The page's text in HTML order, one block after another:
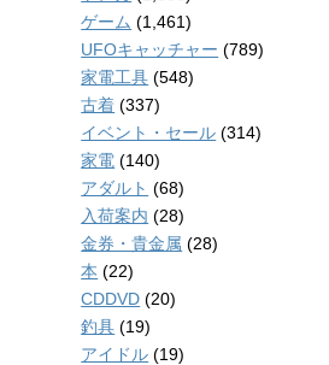
ゲーム (1,461)
UFOキャッチャー (789)
家電工具 (548)
古着 (337)
イベント・セール (314)
家電 (140)
アダルト (68)
入荷案内 (28)
金券・貴金属 (28)
本 (22)
CDDVD (20)
釣具 (19)
アイドル (19)